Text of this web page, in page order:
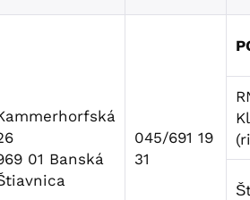
01 Banská
045/691 19
31